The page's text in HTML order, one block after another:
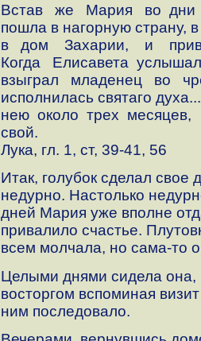
Встав же Мария во дни
пошла в нагорную страну,
в дом Захарии, и
Когда Елисавета
взыграл младенец во
исполнилась святаго
нею около трех
свой.
Лука, гл. 1, ст, 39-41, 56
Итак, голубок сделал свое
недурно. Настолько
дней Мария уже вполне
привалило счастье.
всем молчала, но сама-то
Целыми днями сидела она,
восторгом вспоминая
ним последовало.